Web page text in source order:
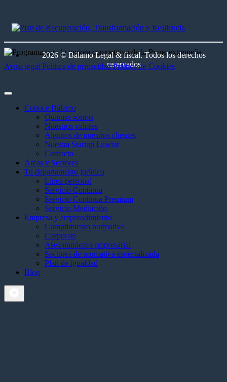
2026 © Bálamo Legal & fiscal. Todos los derechos
reservados
Aviso legal Política de privacidad Política de Cookies
Conoce Bálamo
Quienes somos
Nuestros valores
Algunos de nuestros clientes
Nuestra Startup Lawint
Contacto
Áreas y Sectores
Tu departamento jurídico
Línea personal
Servicio Continua
Servicio Continua Premium
Servicio Mediación
Empresa y emprendimiento
Cumplimiento normativo
Corporate
Asesoramiento empresarial
Sectores de normativa especializada
Plan de igualdad
Blog